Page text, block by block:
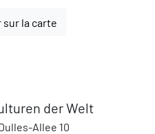
la carte
der Welt
Allee 10